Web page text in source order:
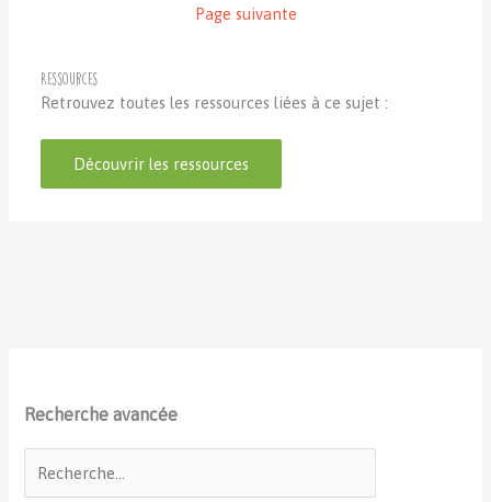
Page suivante
Ressources
Retrouvez toutes les ressources liées à ce sujet :
Découvrir les ressources
Recherche avancée